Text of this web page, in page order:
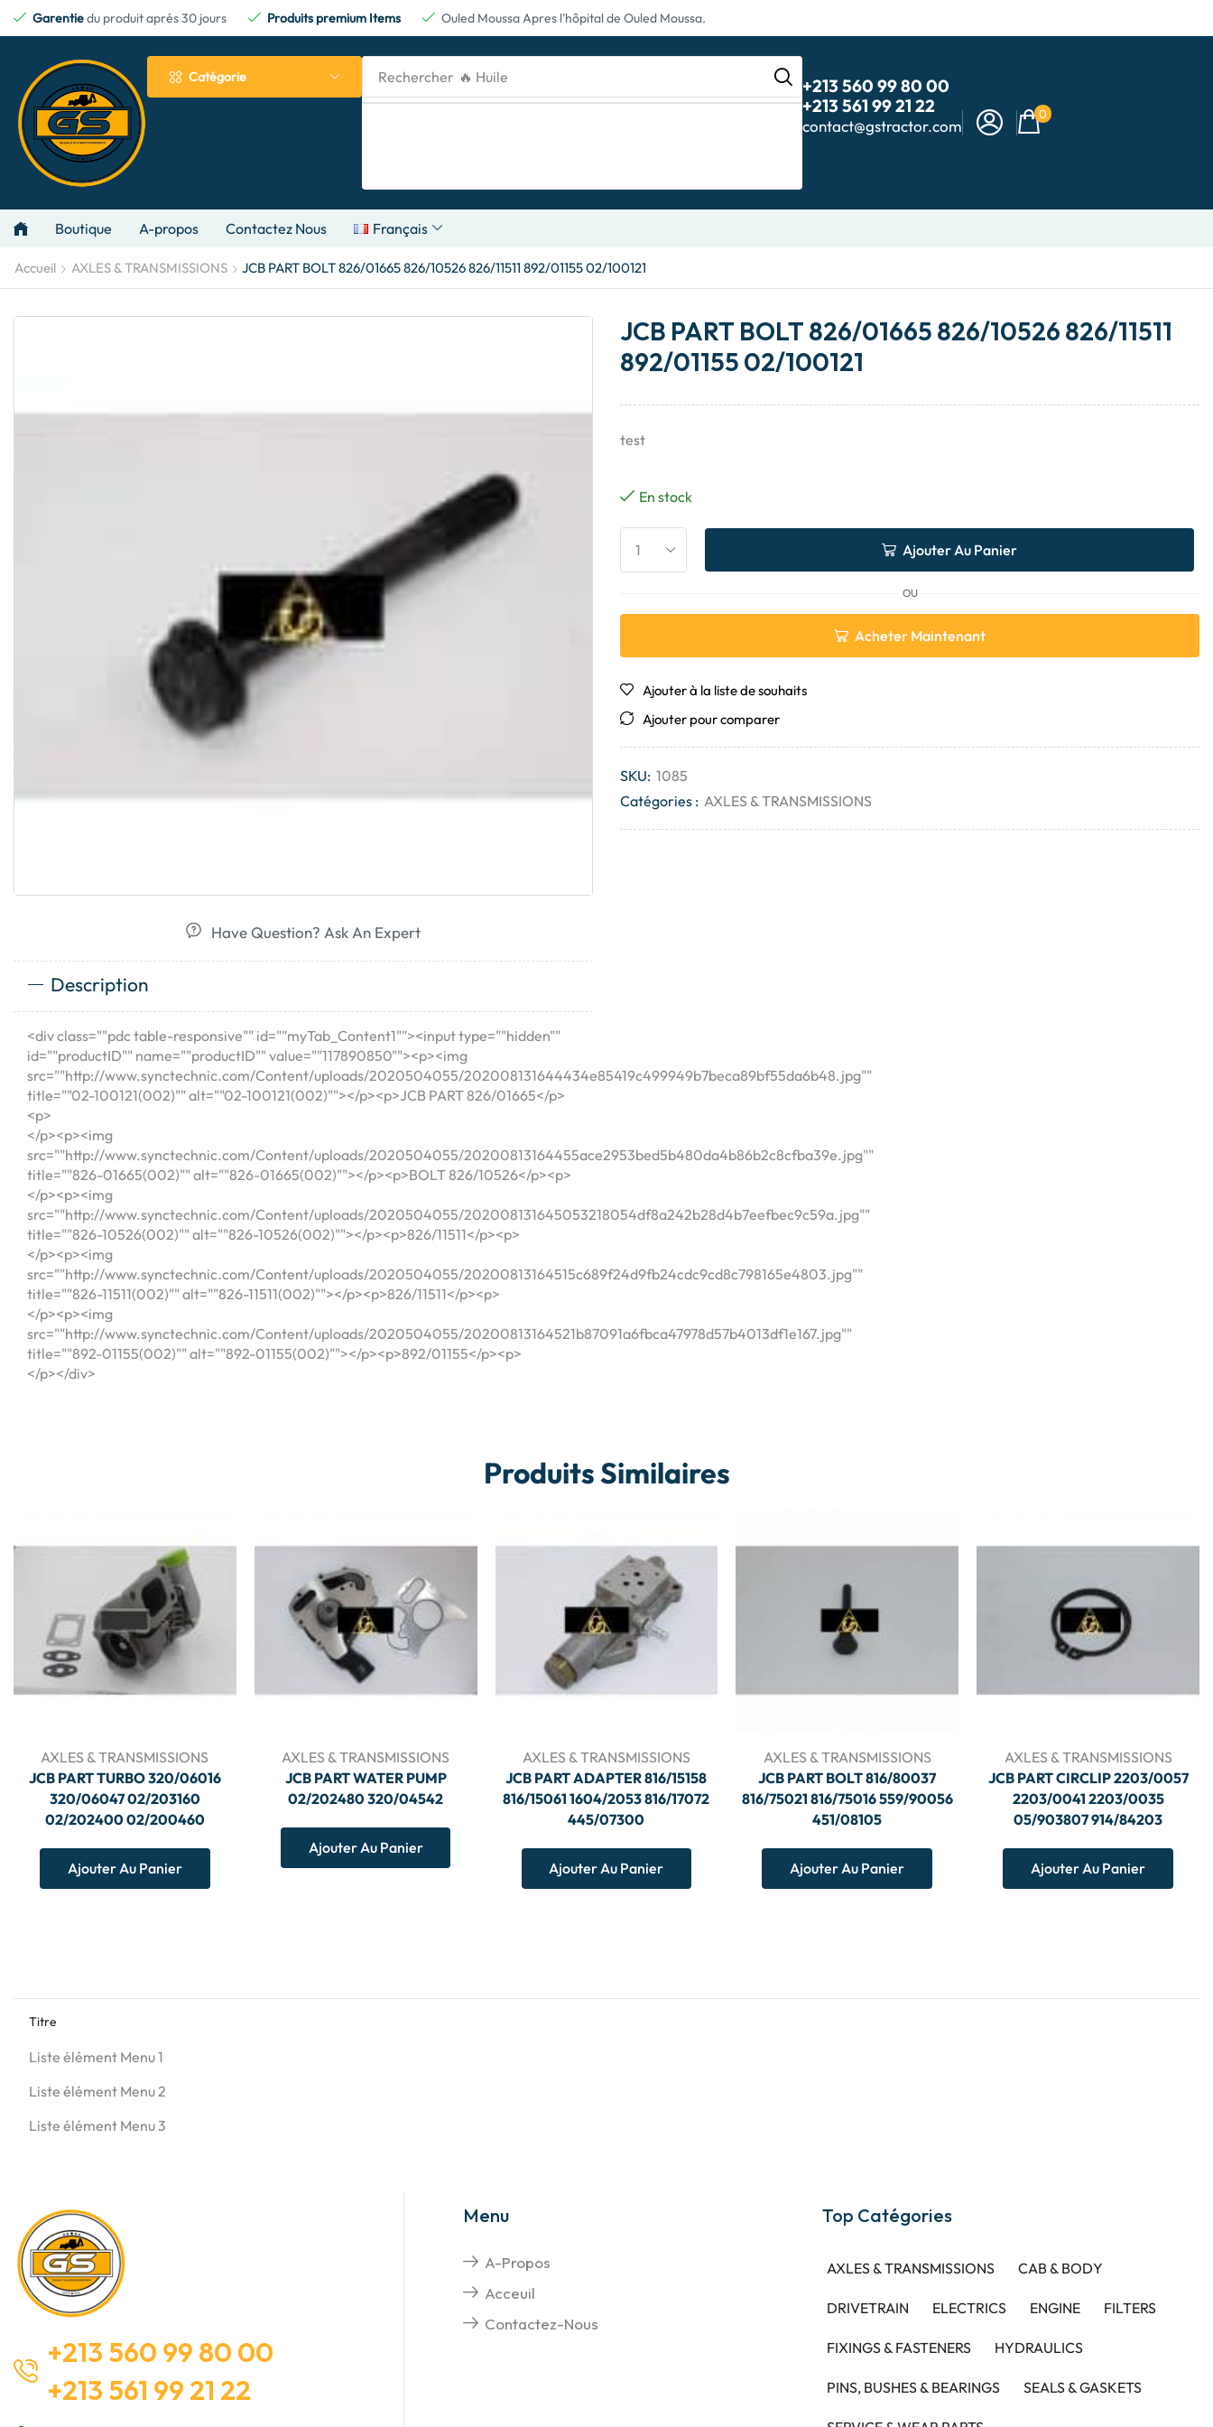
Garentiedu produit aprés 30 jours Produits premium Items Ouled Moussa Apres l'hôpital de Ouled Moussa.
Catégorie Rechercher 🔥 Batterie
+213 560 99 80 00
+213 561 99 21 22
contact@gstractor.com
0
Boutique A-propos Contactez Nous Français
Accueil AXLES & TRANSMISSIONS JCB PART BOLT 826/01665 826/10526 826/11511 892/01155 02/100121
Have Question? Ask An Expert
Description
<div class=""pdc table-responsive"" id=""myTab_Content1""><input type=""hidden""
id=""productID"" name=""productID"" value=""117890850""><p><img
src=""http://www.synctechnic.com/Content/uploads/2020504055/202008131644434e85419c499949b7beca89bf55da6b48.jpg""
title=""02-100121(002)"" alt=""02-100121(002)""></p><p>JCB PART 826/01665</p>
<p>
</p><p><img
src=""http://www.synctechnic.com/Content/uploads/2020504055/20200813164455ace2953bed5b480da4b86b2c8cfba39e.jpg""
title=""826-01665(002)"" alt=""826-01665(002)""></p><p>BOLT 826/10526</p><p>
</p><p><img
src=""http://www.synctechnic.com/Content/uploads/2020504055/202008131645053218054df8a242b28d4b7eefbec9c59a.jpg""
title=""826-10526(002)"" alt=""826-10526(002)""></p><p>826/11511</p><p>
</p><p><img
src=""http://www.synctechnic.com/Content/uploads/2020504055/20200813164515c689f24d9fb24cdc9cd8c798165e4803.jpg""
title=""826-11511(002)"" alt=""826-11511(002)""></p><p>826/11511</p><p>
</p><p><img
src=""http://www.synctechnic.com/Content/uploads/2020504055/20200813164521b87091a6fbca47978d57b4013df1e167.jpg""
title=""892-01155(002)"" alt=""892-01155(002)""></p><p>892/01155</p><p>
</p></div>
JCB PART BOLT 826/01665 826/10526 826/11511
892/01155 02/100121
test
En stock
Ajouter Au Panier
OU
Acheter Maintenant
Ajouter à la liste de souhaits
Ajouter pour comparer
SKU: 1085
Catégories : AXLES & TRANSMISSIONS
Produits Similaires
AXLES & TRANSMISSIONS
JCB PART TURBO 320/06016
320/06047 02/203160
02/202400 02/200460
Ajouter Au Panier
AXLES & TRANSMISSIONS
JCB PART WATER PUMP
02/202480 320/04542
Ajouter Au Panier
AXLES & TRANSMISSIONS
JCB PART ADAPTER 816/15158
816/15061 1604/2053 816/17072
445/07300
Ajouter Au Panier
AXLES & TRANSMISSIONS
JCB PART BOLT 816/80037
816/75021 816/75016 559/90056
451/08105
Ajouter Au Panier
AXLES & TRANSMISSIONS
JCB PART CIRCLIP 2203/0057
2203/0041 2203/0035
05/903807 914/84203
Ajouter Au Panier
Titre
Liste élément Menu 1
Liste élément Menu 2
Liste élément Menu 3
+213 560 99 80 00
+213 561 99 21 22
Menu
A-Propos
Acceuil
Contactez-Nous
Top Catégories
AXLES & TRANSMISSIONS CAB & BODY
DRIVETRAIN ELECTRICS ENGINE FILTERS
FIXINGS & FASTENERS HYDRAULICS
PINS, BUSHES & BEARINGS SEALS & GASKETS